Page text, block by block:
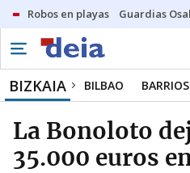
Robos en playas Guardias
BIZKAIA BILBAO BARRIOS
La Bonoloto
35.000 euros